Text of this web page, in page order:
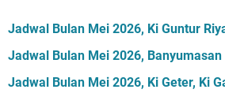
Jadwal Bulan Mei 2026, Ki Guntur
Jadwal Bulan Mei 2026, Banyumasan
Jadwal Bulan Mei 2026, Ki Geter, Ki